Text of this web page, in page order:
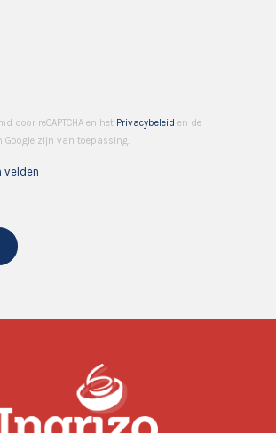
door reCAPTCHA en het Privacybeleid en de
Google zijn van toepassing.
velden